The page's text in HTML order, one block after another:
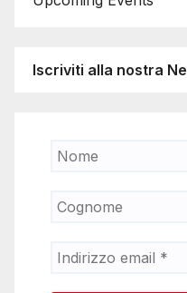
Iscriviti alla nostra